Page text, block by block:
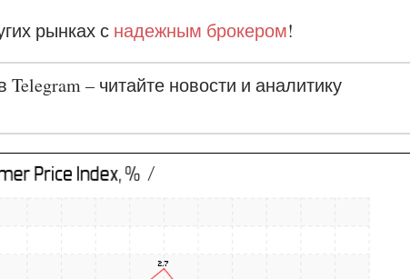
рынках с надежным брокером!
Telegram – читайте новости и аналитику